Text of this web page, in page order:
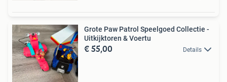
Grote Paw Patrol Speelgoed Collectie -
Uitkijktoren & Voertu
€ 55,00 Details